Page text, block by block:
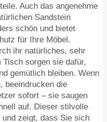
Auch das angenehme
Sandstein
schön und bietet
für Ihre Möbel.
ihr natürliches, sehr
Tisch sorgen sie dafür,
gemütlich bleiben. Wenn
beeindrucken die
sofort – sie saugen
auf. Dieser stilvolle
zeigt, dass Sie sich